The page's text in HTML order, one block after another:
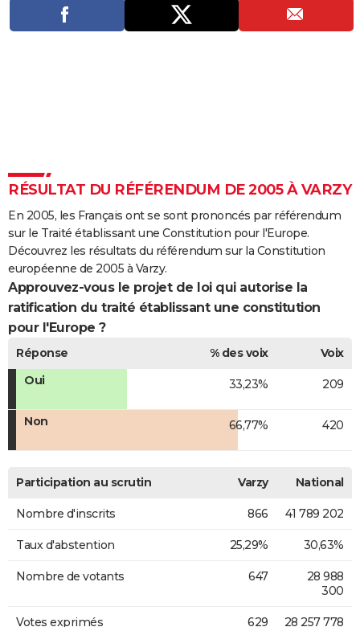
Destinations
Voyage nature
Voyage de noces
Dictionnaire
Biographies
Citations
Expressions
Proverbes
PROGRAMME TV
COPAINS D'AVANT
S'inscrire
Se connecter
Lycées
Collèges
Primaires
Universités
Entreprises
Service militaire
Avis de recherche
AVIS DE DÉCÈS
FORUM
Bricolage
Lifestyle
Culture
Sport
Auto
Television
Voyage
Cinema
RÉSULTAT DU RÉFÉRENDUM DE 2005 À VARZY
En 2005, les Français ont se sont prononcés par référendum
sur le Traité établissant une Constitution pour l'Europe.
Découvrez les résultats du référendum sur la Constitution
européenne de 2005 à Varzy.
Approuvez-vous le projet de loi qui autorise la
ratification du traité établissant une constitution
pour l'Europe ?
Réponse % des voix
Voix
Oui
33,23% 209
Non 66,77% 420
Participation au scrutin Varzy National
Nombre d'inscrits 866 41 789 202
Taux d'abstention 25,29% 30,63%
Nombre de votants 647
28 988
300
Votes exprimés 629 28 257 778